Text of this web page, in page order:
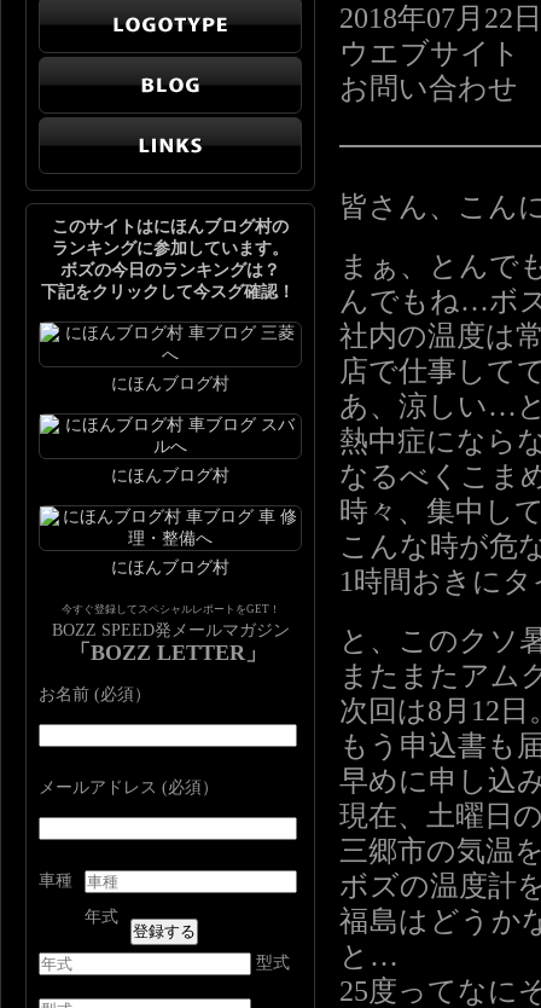
2018年07月22
ウエブサイト
お問い合わせ
皆さん、こん
まぁ、とんで
んでもね…ボ
社内の温度は
店で仕事して
あ、涼しい…
熱中症になら
なるべくこま
時々、集中し
こんな時が危
1時間おきに
と、このクソ
またまたアム
次回は8月12
もう申込書も
早めに申し込
現在、土曜日
三郷市の気温
ボズの温度計
福島はどうか
と…
25度ってなに
このサイトはにほんブログ村の
ランキングに参加しています。
ボズの今日のランキングは？
下記をクリックして今スグ確認！
にほんブログ村
にほんブログ村
にほんブログ村
今すぐ登録してスペシャルレポートをGET！
BOZZ SPEED発メールマガジン
「BOZZ LETTER」
お名前 (必須）
メールアドレス (必須）
車種
年式
型式